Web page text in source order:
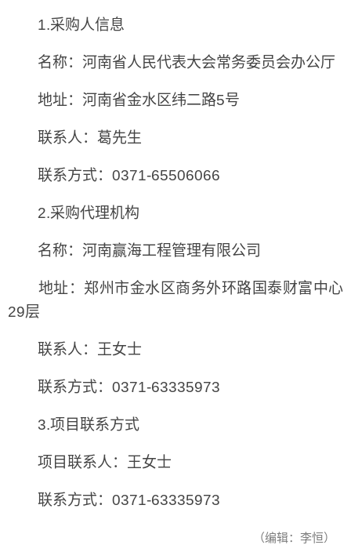
1.采购人信息
名称：河南省人民代表大会常务委员会办公厅
地址：河南省金水区纬二路5号
联系人：葛先生
联系方式：0371-65506066
2.采购代理机构
名称：河南赢海工程管理有限公司
地址：郑州市金水区商务外环路国泰财富中心
29层
联系人：王女士
联系方式：0371-63335973
3.项目联系方式
项目联系人：王女士
联系方式：0371-63335973
（编辑：李恒）